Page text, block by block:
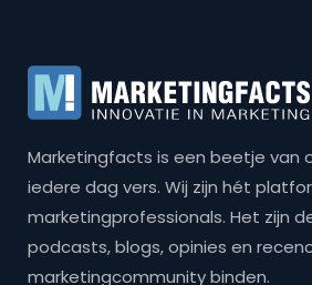
Marketingfacts is een beetje van
iedere dag vers. Wij zijn hét
marketingprofessionals. Het zijn
podcasts, blogs, opinies en
marketingcommunity binden.